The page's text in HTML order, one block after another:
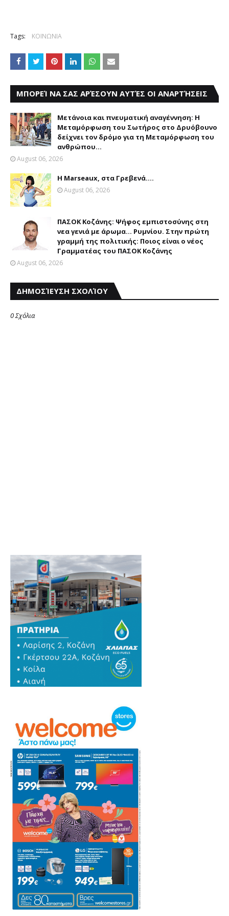
Tags: ΚΟΙΝΩΝΙΑ
ΜΠΟΡΕΊ ΝΑ ΣΑΣ ΑΡΈΣΟΥΝ ΑΥΤΈΣ ΟΙ ΑΝΑΡΤΉΣΕΙΣ
Μετάνοια και πνευματική αναγέννηση: Η
Μεταμόρφωση του Σωτήρος στο Δρυόβουνο
δείχνει τον δρόμο για τη Μεταμόρφωση του
ανθρώπου...
August 06, 2026
Η Marseaux, στα Γρεβενά….
August 06, 2026
ΠΑΣΟΚ Κοζάνης: Ψήφος εμπιστοσύνης στη
νεα γενιά με άρωμα... Ρυμνίου. Στην πρώτη
γραμμή της πολιτικής: Ποιος είναι ο νέος
Γραμματέας του ΠΑΣΟΚ Κοζάνης
August 06, 2026
ΔΗΜΟΣΊΕΥΣΗ ΣΧΟΛΊΟΥ
0 Σχόλια